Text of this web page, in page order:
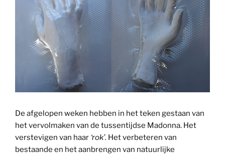
De afgelopen weken hebben in het teken gestaan van
het vervolmaken van de tussentijdse Madonna. Het
verstevigen van haar ‘rok’. Het verbeteren van
bestaande en het aanbrengen van natuurlijke